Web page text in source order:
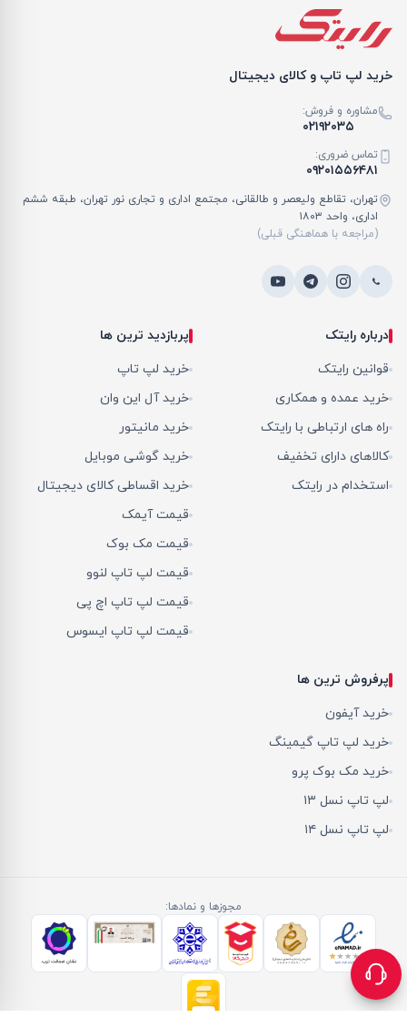
خرید لپ تاپ و کالای دیجیتال
مشاوره و فروش:
۰۲۱۹۲۰۳۵
تماس ضروری:
۰۹۲۰۱۵۵۶۴۸۱
تهران، تقاطع ولیعصر و طالقانی، مجتمع اداری و تجاری نور تهران، طبقه ششم
اداری، واحد ۱۸۰۳
(مراجعه با هماهنگی قبلی)
درباره رایتک
قوانین رایتک
خرید عمده و همکاری
راه های ارتباطی با رایتک
کالاهای دارای تخفیف
استخدام در رایتک
پربازدید ترین ها
خرید لپ تاپ
خرید آل این وان
خرید مانیتور
خرید گوشی موبایل
خرید اقساطی کالای دیجیتال
قیمت آیمک
قیمت مک بوک
قیمت لپ تاپ لنوو
قیمت لپ تاپ اچ پی
قیمت لپ تاپ ایسوس
پرفروش ترین ها
خرید آیفون
خرید لپ تاپ گیمینگ
خرید مک بوک پرو
لپ تاپ نسل ۱۳
لپ تاپ نسل ۱۴
مجوزها و نمادها: